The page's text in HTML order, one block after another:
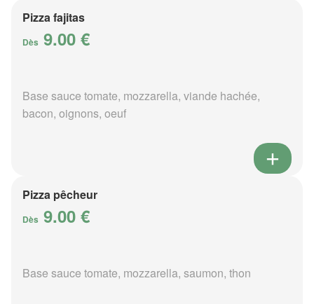
Pizza fajitas
Dès 9.00 €
Base sauce tomate, mozzarella, viande hachée,
bacon, oignons, oeuf
Pizza pêcheur
Dès 9.00 €
Base sauce tomate, mozzarella, saumon, thon